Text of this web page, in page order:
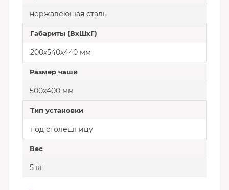
нержавеющая сталь
Габариты (ВхШхГ)
200х540х440 мм
Размер чаши
500х400 мм
Тип установки
под столешницу
Вес
5 кг